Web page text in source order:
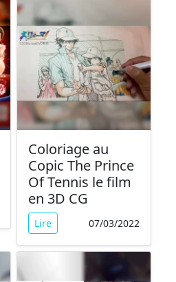
Coloriage au
Copic The Prince
Of Tennis le film
en 3D CG
Lire 07/03/2022